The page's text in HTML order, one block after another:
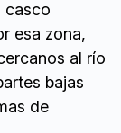
casco
esa zona,
al río
bajas
de